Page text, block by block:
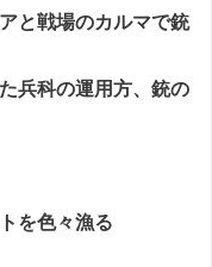
と戦場のカルマで銃
兵科の運用方、銃の
を色々漁る